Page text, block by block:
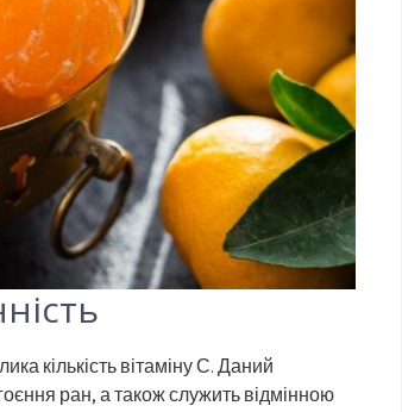
кількість вітаміну С. Даний
ран, а також служить відмінною